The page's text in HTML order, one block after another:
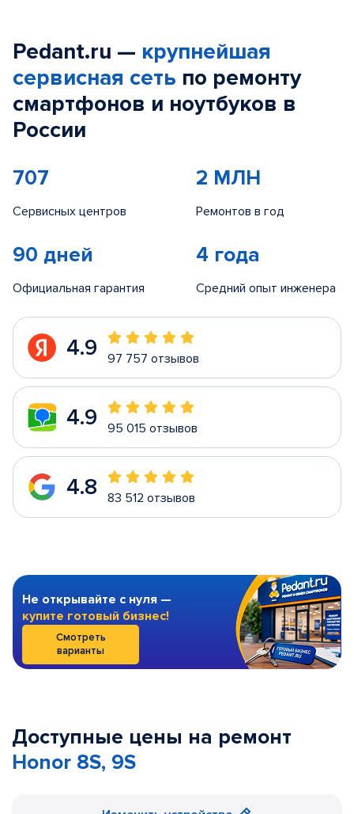
Pedant.ru — крупнейшая
сервисная сеть по ремонту
смартфонов и ноутбуков в
России
707
Сервисных центров
2 МЛН
Ремонтов в год
90 дней
Официальная гарантия
4 года
Средний опыт инженера
4.9 97 757 отзывов
4.9 95 015 отзывов
4.8 83 512 отзывов
Не открывайте с нуля —
купите готовый бизнес!
Смотреть
варианты
Доступные цены на ремонт
Honor 8S, 9S